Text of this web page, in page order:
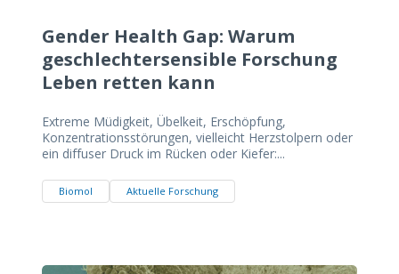
Gender Health Gap: Warum
geschlechtersensible Forschung
Leben retten kann
Extreme Müdigkeit, Übelkeit, Erschöpfung,
Konzentrationsstörungen, vielleicht Herzstolpern oder
ein diffuser Druck im Rücken oder Kiefer:...
Biomol Aktuelle Forschung